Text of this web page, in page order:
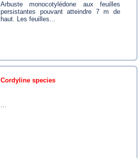
Arbuste monocotylédone aux feuilles
persistantes pouvant atteindre 7 m de
haut. Les feuilles...
cordyline species
...